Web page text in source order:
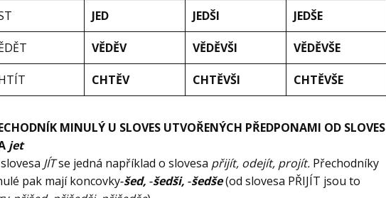
JED JEDŠI JEDŠE
VĚDĚV VĚDĚVŠI VĚDĚVŠE
CHTĚV CHTĚVŠI CHTĚVŠE
MINULÝ U SLOVES UTVOŘENÝCH PŘEDPONAMI OD SLOVES
jet
JÍTse jedná například o slovesa přijít, odejít, projít. Přechodníky
pak mají koncovky‑šed, ‑šedši, ‑šedše(od slovesa PŘIJÍT jsou to